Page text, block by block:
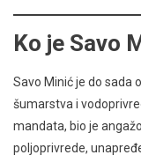
Ko je Savo
Savo Minić je do sada
šumarstva i
mandata, bio je
poljoprivrede,